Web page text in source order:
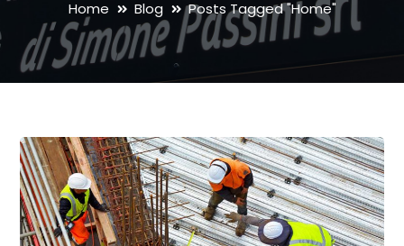
Home Blog Posts Tagged "Home"